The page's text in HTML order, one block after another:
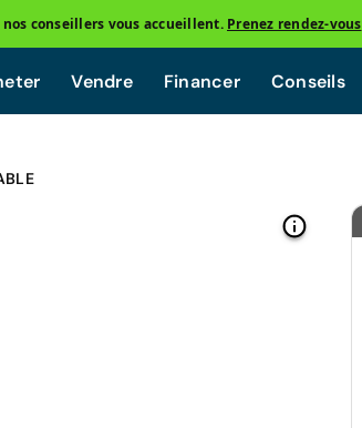
conseillers vous accueillent. Prenez rendez-vous
Vendre Financer Conseils